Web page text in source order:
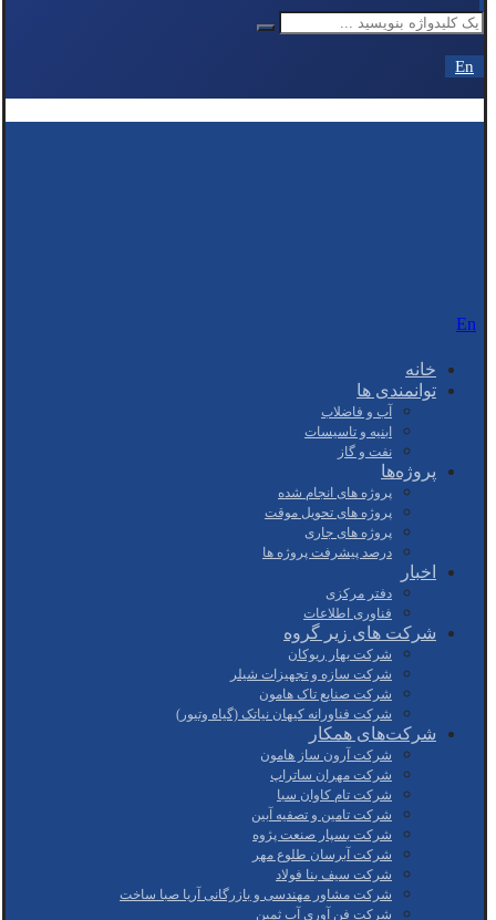
En
En
خانه
توانمندی ها
آب و فاضلاب
ابنیه و تاسیسات
نفت و گاز
پروژه‌ها
پروژه های انجام شده
پروژه های تحویل موقت
پروژه های جاری
درصد پیشرفت پروژه ها
اخبار
دفتر مرکزی
فناوری اطلاعات
شرکت های زیر گروه
شرکت بهار ریوکان
شرکت سازه و تجهیزات شیلر
شرکت صنایع تاک هامون
شرکت فناورانه کیهان نیاتک (گیاه وتیور)
شرکت‌های همکار
شرکت آرون ساز هامون
شرکت مهران ساتراپ
شرکت تام کاوان سبا
شرکت تامین و تصفیه آبین
شرکت بسپار صنعت پژوه
شرکت آبرسان طلوع مهر
شرکت سیف بنا فولاد
شرکت مشاور مهندسی و بازرگانی آریا صبا ساخت
شرکت فن آوری آب ثمین